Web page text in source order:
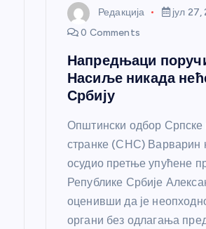
Редакција
јул 27,
0 Comments
Напредњаци
Насиље никада
Србију
Општински одбор Српске
странке (СНС) Варварин
осудио претње упућене
Републике Србије
оценивши да је
органи без одлагања